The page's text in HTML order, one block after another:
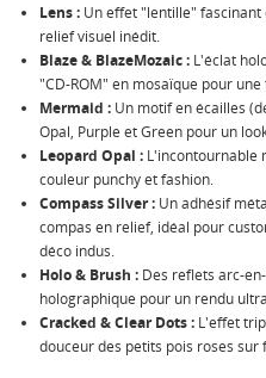
Lens : Un effet "lentille" fascinant
relief visuel inédit.
Blaze & BlazeMozaic : L'éclat
"CD-ROM" en mosaïque pour
Mermaid : Un motif en écailles
Opal, Purple et Green pour un
Leopard Opal : L'incontournable
couleur punchy et fashion.
Compass Silver : Un adhésif
compas en relief, idéal pour
déco indus.
Holo & Brush : Des reflets arc-
holographique pour un rendu
Cracked & Clear Dots : L'effet
douceur des petits pois roses sur